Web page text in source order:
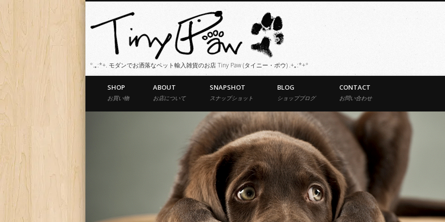
°.｡:*+. モダンでお洒落なペット輸入雑貨のお店 Tiny Paw (タイニー・ポウ) .+｡:*+°
SHOP
お買い物
ABOUT
お店について
SNAPSHOT
スナップショット
BLOG
ショップブログ
CONTACT
お問い合わせ